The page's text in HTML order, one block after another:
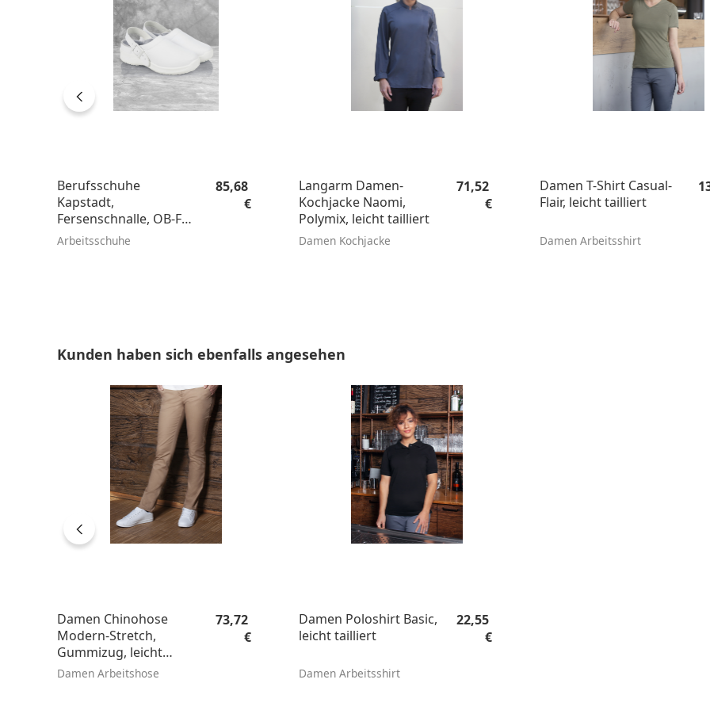
Berufsschuhe
Kapstadt,
Fersenschnalle, OB-FO-
SRC
Arbeitsschuhe
Regulärer Preis:
85,68
€
Langarm Damen-
Kochjacke Naomi,
Polymix, leicht tailliert
Damen Kochjacke
Regulärer Preis:
71,52
€
Damen T-Shirt Casual-
Flair, leicht tailliert
Damen Arbeitsshirt
Produktgalerie überspringen
Kunden haben sich ebenfalls angesehen
Damen Chinohose
Modern-Stretch,
Gummizug, leicht
tailliert
Damen Arbeitshose
Regulärer Preis:
73,72
€
Damen Poloshirt Basic,
leicht tailliert
Damen Arbeitsshirt
Regulärer Preis:
22,55
€